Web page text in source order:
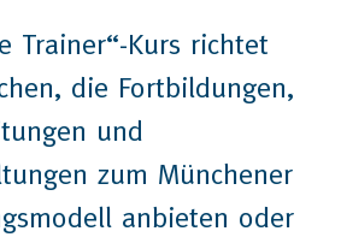
Trainer“-Kurs richtet
die Fortbildungen,
und
zum Münchener
anbieten oder